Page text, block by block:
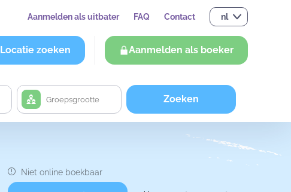
Aanmelden als uitbater FAQ Contact nl
Locatie zoeken Aanmelden als boeker
Zoeken
Niet online boekbaar